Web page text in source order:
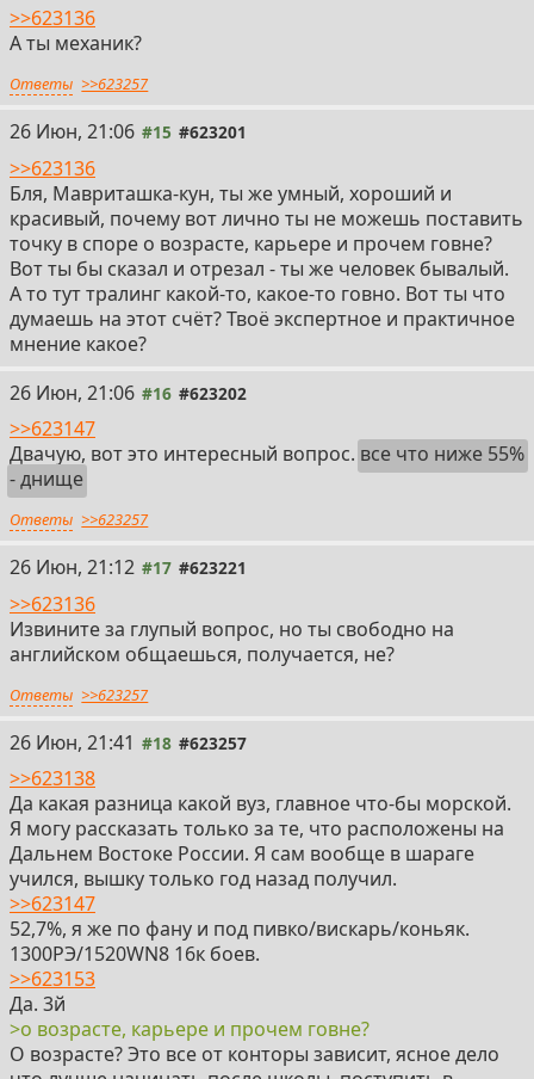
>>623136
А ты механик?
Ответы >>623257
26 Июн, 21:06 #15 #623201
>>623136
Бля, Мавриташка-кун, ты же умный, хороший и
красивый, почему вот лично ты не можешь поставить
точку в споре о возрасте, карьере и прочем говне?
Вот ты бы сказал и отрезал - ты же человек бывалый.
А то тут тралинг какой-то, какое-то говно. Вот ты что
думаешь на этот счёт? Твоё экспертное и практичное
мнение какое?
26 Июн, 21:06 #16 #623202
>>623147
Двачую, вот это интересный вопрос. все что ниже 55%
- днище
Ответы >>623257
26 Июн, 21:12 #17 #623221
>>623136
Извините за глупый вопрос, но ты свободно на
английском общаешься, получается, не?
Ответы >>623257
26 Июн, 21:41 #18 #623257
>>623138
Да какая разница какой вуз, главное что-бы морской.
Я могу рассказать только за те, что расположены на
Дальнем Востоке России. Я сам вообще в шараге
учился, вышку только год назад получил.
>>623147
52,7%, я же по фану и под пивко/вискарь/коньяк.
1300РЭ/1520WN8 16к боев.
>>623153
Да. 3й
>о возрасте, карьере и прочем говне?
О возрасте? Это все от конторы зависит, ясное дело